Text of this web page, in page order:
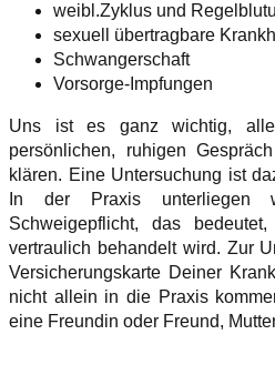
weibl.Zyklus und
sexuell übertragbare
Schwangerschaft
Vorsorge-Impfungen
Uns ist es ganz wichtig,
persönlichen, ruhigen
klären. Eine Untersuchung ist
In der Praxis unterliegen
Schweigepflicht, das
vertraulich behandelt wird. Zur
Versicherungskarte Deiner
nicht allein in die Praxis
eine Freundin oder Freund,